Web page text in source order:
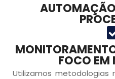
FOCO EM
Utilizamos metodologias